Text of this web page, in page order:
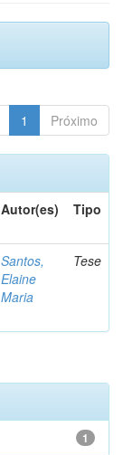
1 Próximo
Autor(es) Tipo
Santos,
Elaine
Maria
Tese
1